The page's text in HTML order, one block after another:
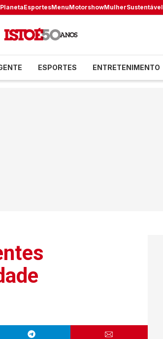
PlanetaEsportesMenuMotorshowMulherSustentável
ESPORTES ENTRETENIMENTO